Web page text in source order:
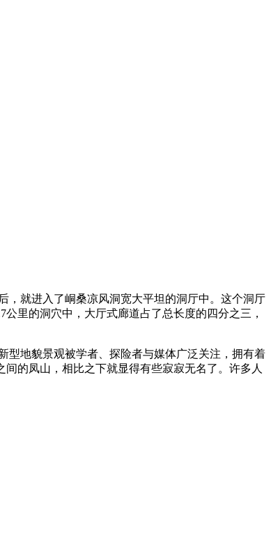
，就进入了峒桑凉风洞宽大平坦的洞厅中。这个洞厅
里的洞穴中，大厅式廊道占了总长度的四分之三，
型地貌景观被学者、探险者与媒体广泛关注，拥有着
的凤山，相比之下就显得有些寂寂无名了。许多人